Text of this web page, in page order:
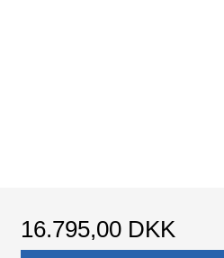
16.795,00 DKK